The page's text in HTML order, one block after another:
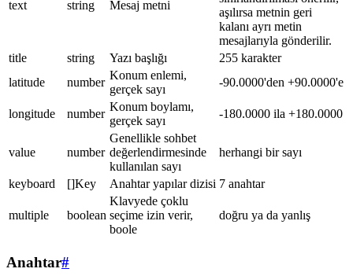
text string Mesaj metni
aşılırsa metnin geri
kalanı ayrı metin
mesajlarıyla gönderilir.
title
string Yazı başlığı
255 karakter
latitude
number
Konum enlemi,
gerçek sayı
-90.0000'den +90.0000'e
longitude number
Konum boylamı,
gerçek sayı
-180.0000 ila +180.0000
value number
Genellikle sohbet
değerlendirmesinde
kullanılan sayı
herhangi bir sayı
keyboard []Key Anahtar yapılar dizisi 7 anahtar
multiple boolean
Klavyede çoklu
seçime izin verir,
boole
doğru ya da yanlış
Anahtar#